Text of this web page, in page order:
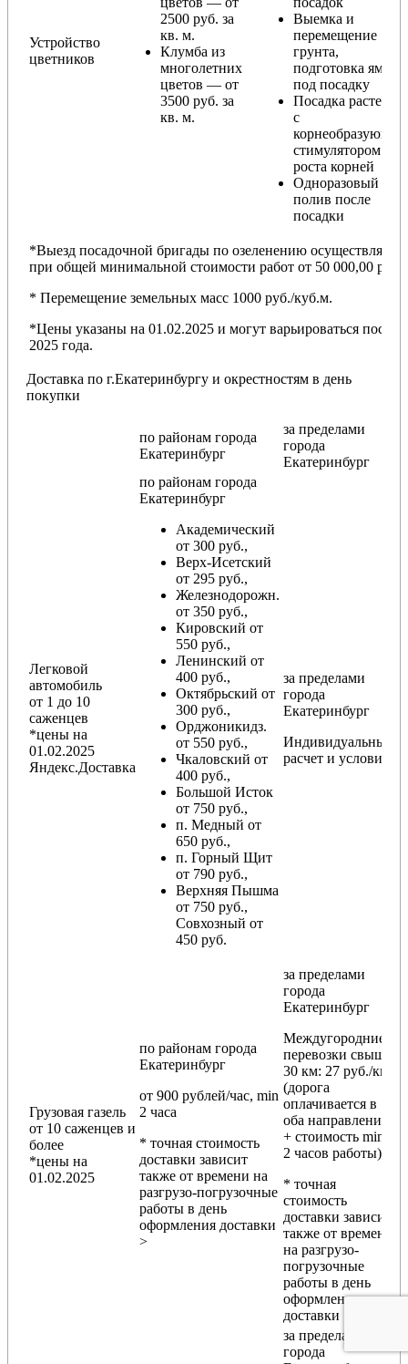
Устройство
цветников
2500 руб. за
кв. м.
Клумба из
многолетних
цветов — от
3500 руб. за
кв. м.
Выемка и
перемещение
грунта,
подготовка ямы
под посадку
Посадка растений
с
корнеобразующим
стимулятором
роста корней
Одноразовый
полив после
посадки
*Выезд посадочной бригады по озеленению осуществляется
при общей минимальной стоимости работ от 50 000,00 руб.
* Перемещение земельных масс 1000 руб./куб.м.
*Цены указаны на 01.02.2025 и могут варьироваться после
2025 года.
Доставка по г.Екатеринбургу и окрестностям в день
покупки
по районам города
Екатеринбург
за пределами
города
Екатеринбург
Легковой
автомобиль
от 1 до 10
саженцев
*цены на
01.02.2025
Яндекс.Доставка
по районам города
Екатеринбург
Академический
от 300 руб.,
Верх-Исетский
от 295 руб.,
Железнодорожн.
от 350 руб.,
Кировский от
550 руб.,
Ленинский от
400 руб.,
Октябрьский от
300 руб.,
Орджоникидз.
от 550 руб.,
Чкаловский от
400 руб.,
Большой Исток
от 750 руб.,
п. Медный от
650 руб.,
п. Горный Щит
от 790 руб.,
Верхняя Пышма
от 750 руб.,
Совхозный от
450 руб.
за пределами
города
Екатеринбург
Индивидуальный
расчет и условия
Грузовая газель
от 10 саженцев и
более
*цены на
01.02.2025
по районам города
Екатеринбург
от 900 рублей/час, min
2 часа
* точная стоимость
доставки зависит
также от времени на
разгрузо-погрузочные
работы в день
оформления доставки
>
за пределами
города
Екатеринбург
Междугородние
перевозки свыше
30 км: 27 руб./км
(дорога
оплачивается в
оба направления
+ стоимость min
2 часов работы)
* точная
стоимость
доставки зависит
также от времени
на разгрузо-
погрузочные
работы в день
оформления
доставки
за пределами
города